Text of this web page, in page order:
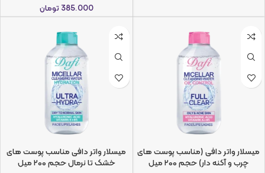
385.000تومان
میسلار واتر دافی (مناسب پوست های
چرب و آکنه دار) حجم ۲۰۰ میل
میسلار واتر دافی مناسب پوست های
خشک تا نرمال حجم ۲۰۰ میل